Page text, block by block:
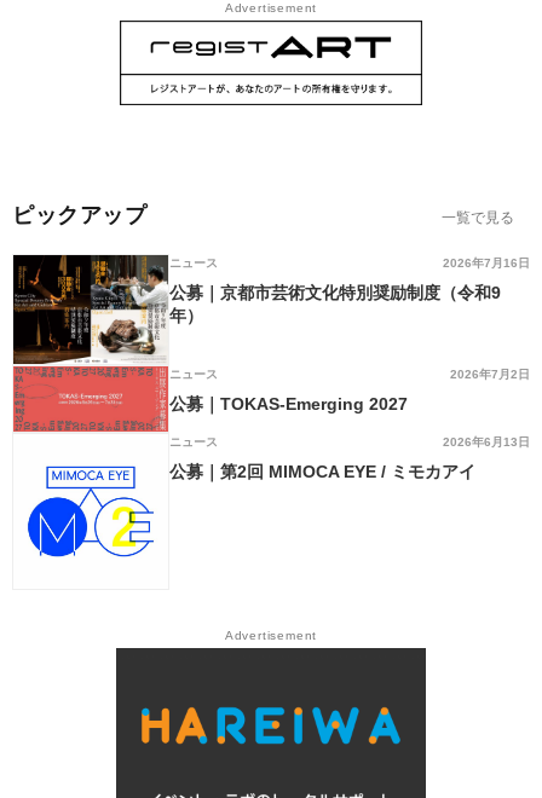
Advertisement
ピックアップ 一覧で見る
2026年7月16日
ニュース
公募｜京都市芸術文化特別奨励制度（令和9
年）
2026年7月2日
ニュース
公募｜TOKAS-Emerging 2027
2026年6月13日
ニュース
公募｜第2回 MIMOCA EYE / ミモカアイ
Advertisement